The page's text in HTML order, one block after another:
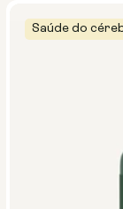
Saúde do